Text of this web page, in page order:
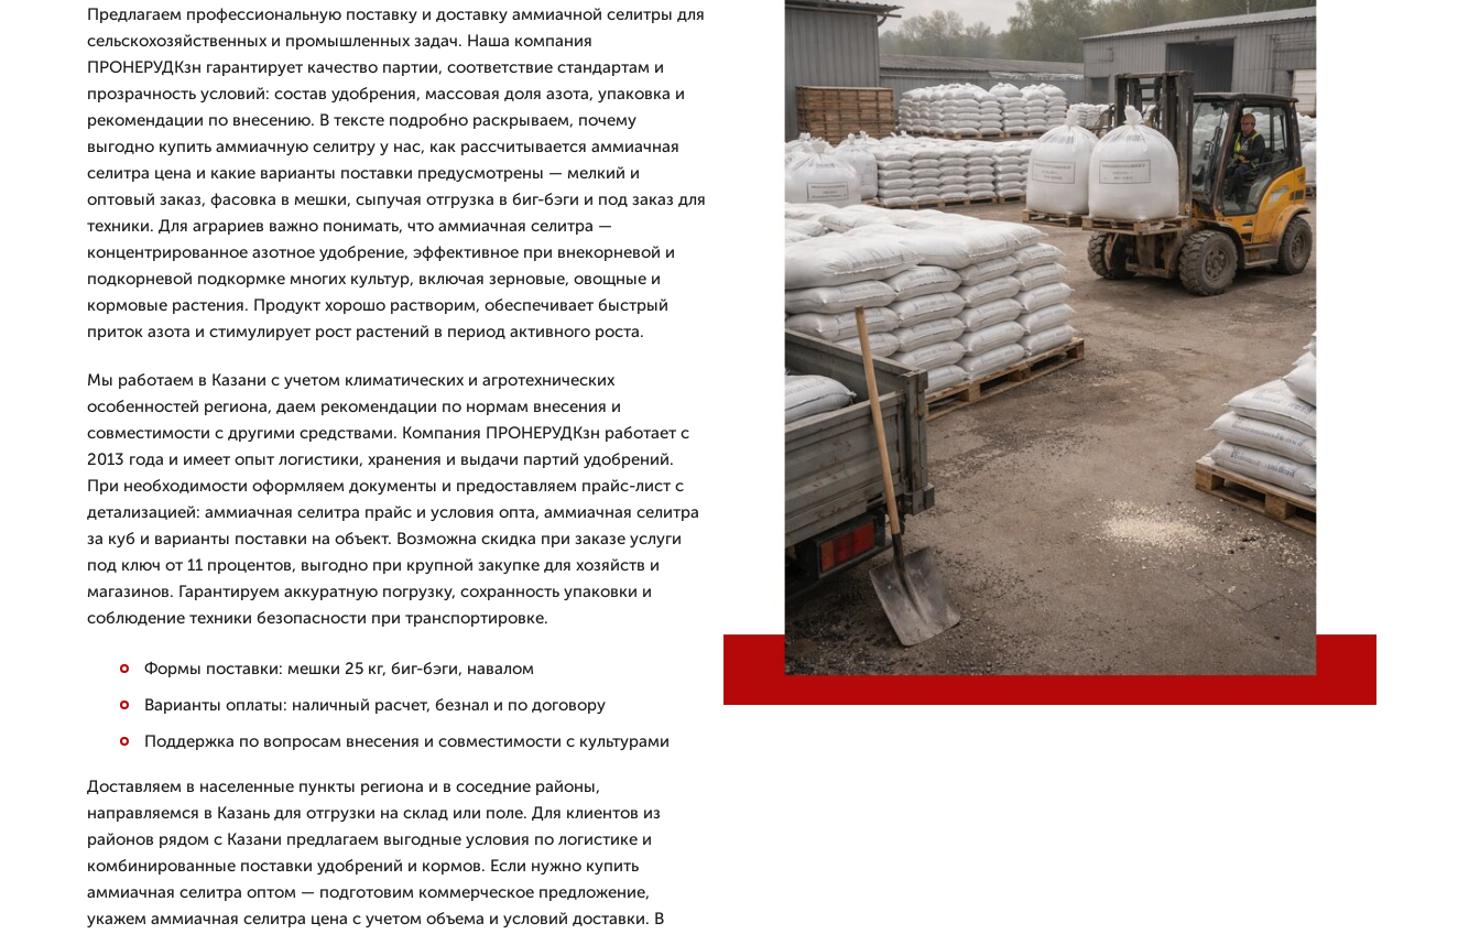
Предлагаем профессиональную поставку и доставку аммиачной селитры для
сельскохозяйственных и промышленных задач. Наша компания
ПРОНЕРУДКзн гарантирует качество партии, соответствие стандартам и
прозрачность условий: состав удобрения, массовая доля азота, упаковка и
рекомендации по внесению. В тексте подробно раскрываем, почему
выгодно купить аммиачную селитру у нас, как рассчитывается аммиачная
селитра цена и какие варианты поставки предусмотрены — мелкий и
оптовый заказ, фасовка в мешки, сыпучая отгрузка в биг-бэги и под заказ для
техники. Для аграриев важно понимать, что аммиачная селитра —
концентрированное азотное удобрение, эффективное при внекорневой и
подкорневой подкормке многих культур, включая зерновые, овощные и
кормовые растения. Продукт хорошо растворим, обеспечивает быстрый
приток азота и стимулирует рост растений в период активного роста.
Мы работаем в Казани с учетом климатических и агротехнических
особенностей региона, даем рекомендации по нормам внесения и
совместимости с другими средствами. Компания ПРОНЕРУДКзн работает с
2013 года и имеет опыт логистики, хранения и выдачи партий удобрений.
При необходимости оформляем документы и предоставляем прайс-лист с
детализацией: аммиачная селитра прайс и условия опта, аммиачная селитра
за куб и варианты поставки на объект. Возможна скидка при заказе услуги
под ключ от 11 процентов, выгодно при крупной закупке для хозяйств и
магазинов. Гарантируем аккуратную погрузку, сохранность упаковки и
соблюдение техники безопасности при транспортировке.
Формы поставки: мешки 25 кг, биг-бэги, навалом
Варианты оплаты: наличный расчет, безнал и по договору
Поддержка по вопросам внесения и совместимости с культурами
Доставляем в населенные пункты региона и в соседние районы,
направляемся в Казань для отгрузки на склад или поле. Для клиентов из
районов рядом с Казани предлагаем выгодные условия по логистике и
комбинированные поставки удобрений и кормов. Если нужно купить
аммиачная селитра оптом — подготовим коммерческое предложение,
укажем аммиачная селитра цена с учетом объема и условий доставки. В